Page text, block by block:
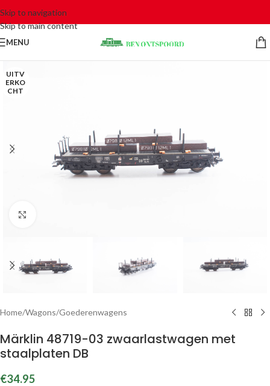
Skip to navigation
Skip to main content
MENU
UITV
ERKO
CHT
Home/Wagons/Goederenwagens
Märklin 48719-03 zwaarlastwagen met
staalplaten DB
€34.95